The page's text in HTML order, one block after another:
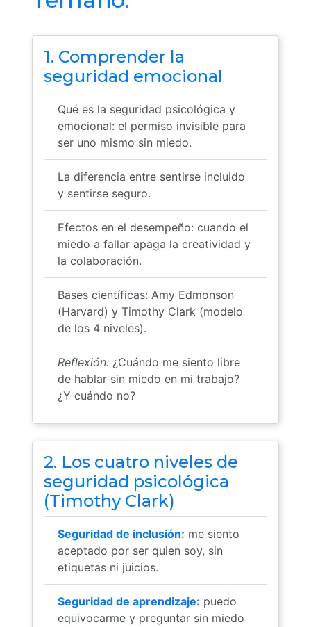
1. Comprender la
seguridad emocional
Qué es la seguridad psicológica y
emocional: el permiso invisible para
ser uno mismo sin miedo.
La diferencia entre sentirse incluido
y sentirse seguro.
Efectos en el desempeño: cuando el
miedo a fallar apaga la creatividad y
la colaboración.
Bases científicas: Amy Edmonson
(Harvard) y Timothy Clark (modelo
de los 4 niveles).
Reflexión: ¿Cuándo me siento libre
de hablar sin miedo en mi trabajo?
¿Y cuándo no?
2. Los cuatro niveles de
seguridad psicológica
(Timothy Clark)
Seguridad de inclusión: me siento
aceptado por ser quien soy, sin
etiquetas ni juicios.
Seguridad de aprendizaje: puedo
equivocarme y preguntar sin miedo